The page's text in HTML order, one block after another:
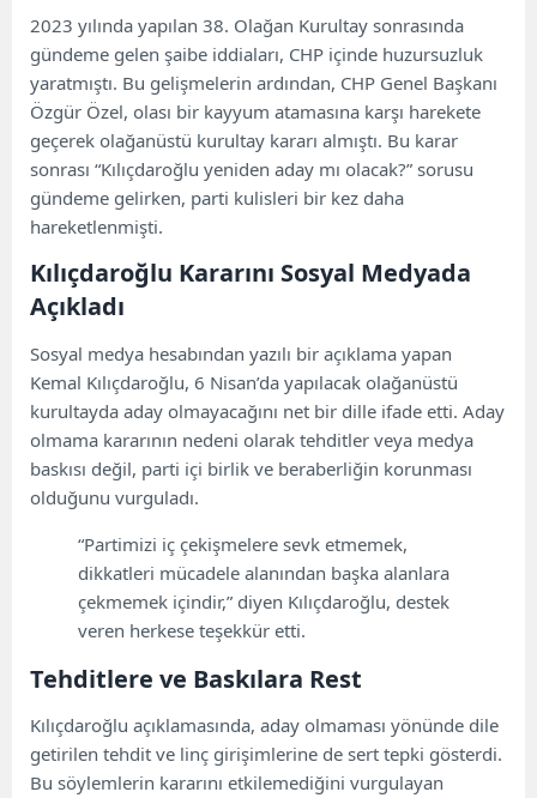
2023 yılında yapılan 38. Olağan Kurultay sonrasında
gündeme gelen şaibe iddiaları, CHP içinde huzursuzluk
yaratmıştı. Bu gelişmelerin ardından, CHP Genel Başkanı
Özgür Özel, olası bir kayyum atamasına karşı harekete
geçerek olağanüstü kurultay kararı almıştı. Bu karar
sonrası “Kılıçdaroğlu yeniden aday mı olacak?” sorusu
gündeme gelirken, parti kulisleri bir kez daha
hareketlenmişti.
Kılıçdaroğlu Kararını Sosyal Medyada
Açıkladı
Sosyal medya hesabından yazılı bir açıklama yapan
Kemal Kılıçdaroğlu, 6 Nisan’da yapılacak olağanüstü
kurultayda aday olmayacağını net bir dille ifade etti. Aday
olmama kararının nedeni olarak tehditler veya medya
baskısı değil, parti içi birlik ve beraberliğin korunması
olduğunu vurguladı.
“Partimizi iç çekişmelere sevk etmemek,
dikkatleri mücadele alanından başka alanlara
çekmemek içindir,” diyen Kılıçdaroğlu, destek
veren herkese teşekkür etti.
Tehditlere ve Baskılara Rest
Kılıçdaroğlu açıklamasında, aday olmaması yönünde dile
getirilen tehdit ve linç girişimlerine de sert tepki gösterdi.
Bu söylemlerin kararını etkilemediğini vurgulayan